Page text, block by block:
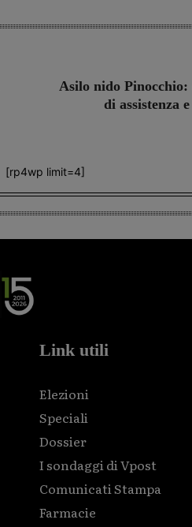
Asilo nido
di assistenza
[rp4wp limit=4]
Link utili
Elezioni
Speciali
Dossier
I sondaggi di Vpost
Comunicati Stampa
Farmacie